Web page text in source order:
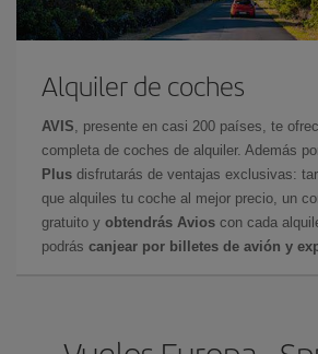
Alquiler de coches
AVIS , presente en casi 200 países, te
completa de coches de alquiler. Además
Plus disfrutarás de ventajas exclusivas:
que alquiles tu coche al mejor precio, un
gratuito y obtendrás Avios con cada
podrás canjear por billetes de avión y